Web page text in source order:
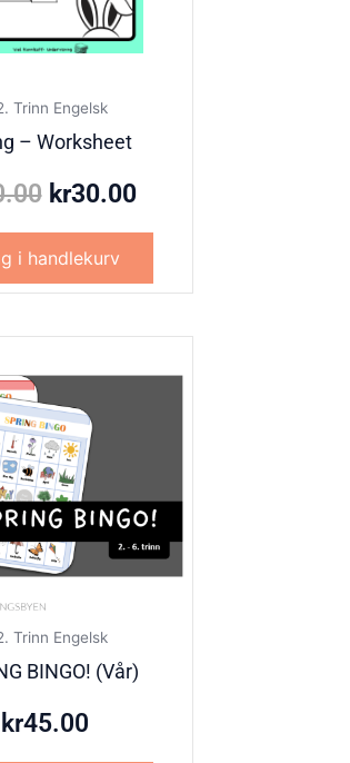
Trinn Engelsk
– Worksheet
kr30.00
i handlekurv
Trinn Engelsk
BINGO! (Vår)
kr45.00